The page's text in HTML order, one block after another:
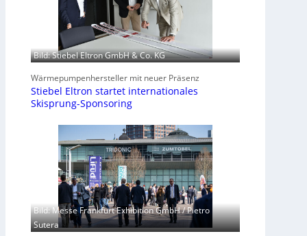
Bild: Stiebel Eltron GmbH & Co. KG
Wärmepumpenhersteller mit neuer Präsenz
Stiebel Eltron startet internationales
Skisprung-Sponsoring
Bild: Messe Frankfurt Exhibition GmbH / Pietro
Sutera